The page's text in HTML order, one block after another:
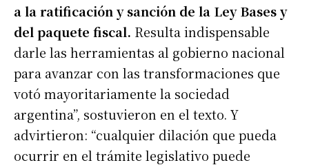
a la ratificación y sanción de la Ley Bases y
del paquete fiscal. Resulta indispensable
darle las herramientas al gobierno nacional
para avanzar con las transformaciones que
votó mayoritariamente la sociedad
argentina”, sostuvieron en el texto. Y
advirtieron: “cualquier dilación que pueda
ocurrir en el trámite legislativo puede